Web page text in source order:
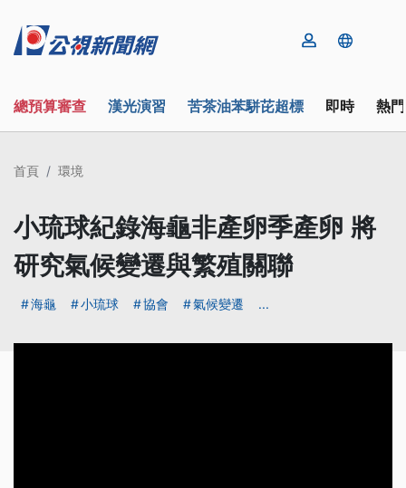
總預算審查 漢光演習 苦茶油苯駢芘超標 即時 熱
首頁 環境
小琉球紀錄海龜非產卵季產卵 將
研究氣候變遷與繁殖關聯
海龜 小琉球 協會 氣候變遷 ...